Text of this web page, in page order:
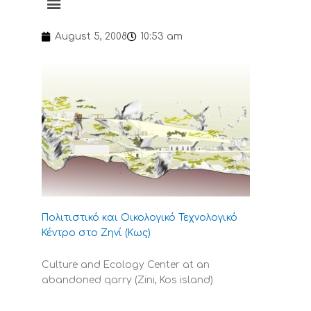
August 5, 2008 10:53 am
Πολιτιστικό και Οικολογικό Τεχνολογικό
Κέντρο στο Ζηνί (Κως)
Culture and Ecology Center at an
abandoned qarry (Zini, Kos island)